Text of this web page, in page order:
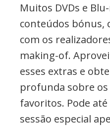
Muitos DVDs e
conteúdos bónus,
com os
making-of.
esses extras e
profunda sobre
favoritos. Pode
sessão especial